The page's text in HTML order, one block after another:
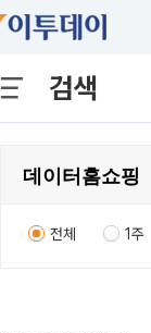
검색
전체 1주